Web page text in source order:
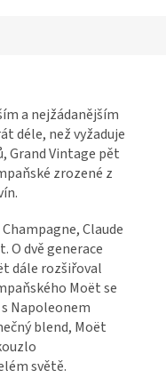
a nejžádanějším
déle, než vyžaduje
Grand Vintage pět
zrozené z
Claude
O dvě generace
dále rozšiřoval
Moët se
Napoleonem
blend, Moët
světě.